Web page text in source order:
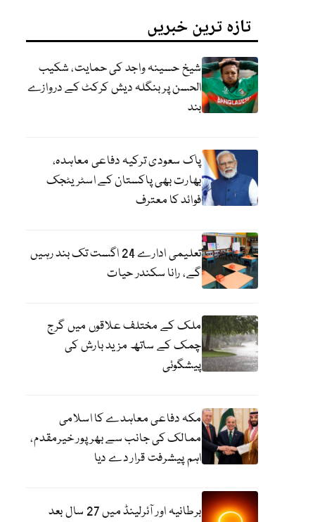
تازہ ترین خبریں
شیخ حسینہ واجد کی حمایت، شکیب
الحسن پر بنگلہ دیش کرکٹ کے دروازے
بند
پاک سعودی ترکیہ دفاعی معاہدہ،
بھارت بھی پاکستان کے اسٹریٹجک
فوائد کا معترف
تعلیمی ادارے 24 اگست تک بند رہیں
گے، رانا سکندر حیات
ملک کے مختلف علاقوں میں گرج
چمک کے ساتھ مزید بارش کی
پیشگوئی
مکہ دفاعی معاہدے کا اسلامی
ممالک کی جانب سے بھرپور خیرمقدم،
اہم پیشرفت قرار دے دیا
برطانیہ اور آئرلینڈ میں 27 سال بعد